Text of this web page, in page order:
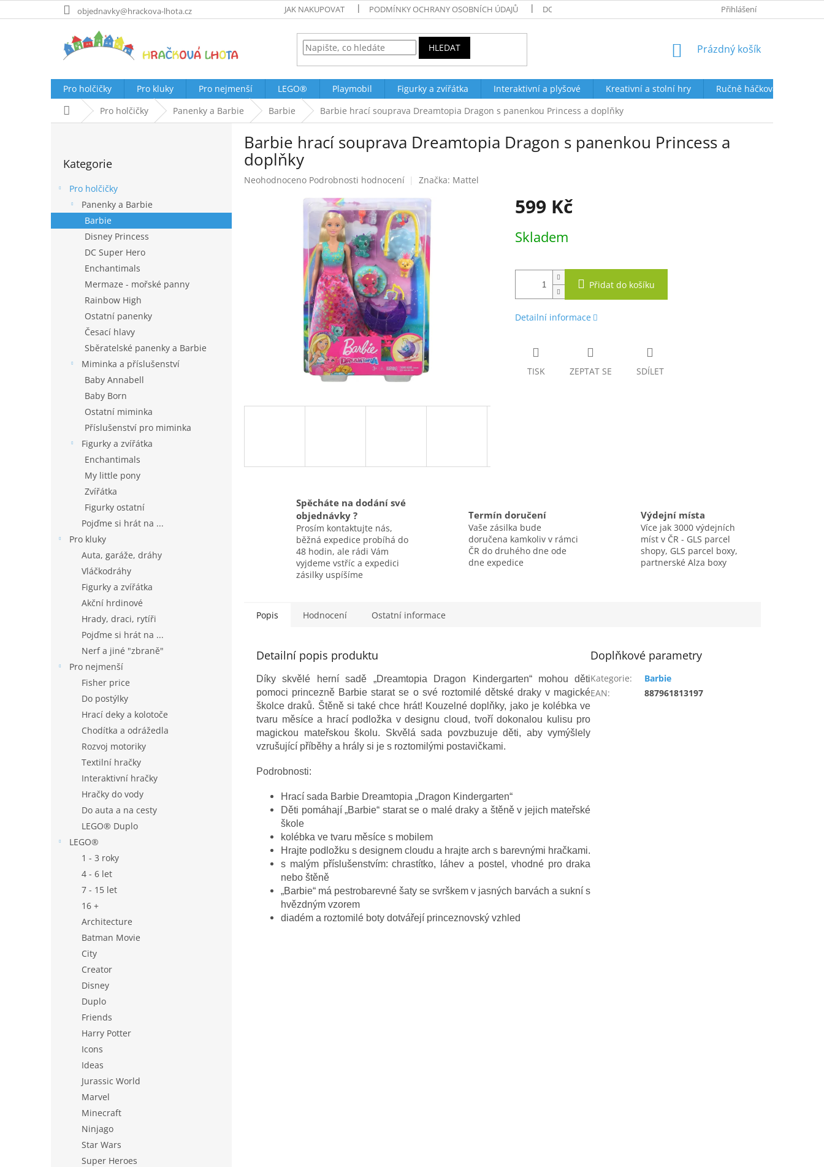
na
objednavky@hrackova-lhota.cz JAK NAKUPOVAT PODMÍNKY OCHRANY OSOBNÍCH ÚDAJŮ DORUČENÍ VAŠÍ ZÁSILKY NAPIŠTE NÁM
Přihlášení
HLEDAT
NÁKUPNÍ
Prázdný košík
Pro holčičky Pro kluky Pro nejmenší LEGO® Playmobil Figurky a zvířátka Interaktivní a plyšové Kreativní a stolní hry
Ručně háčkované košíčky
Domů Pro holčičky Panenky a Barbie Barbie Barbie hrací souprava Dreamtopia Dragon s panenkou Princess a doplňky
n
kategorie
Kategorie
Pro holčičky
Panenky a Barbie
Barbie
Disney Princess
DC Super Hero
Enchantimals
Mermaze - mořské panny
Rainbow High
Ostatní panenky
Česací hlavy
Sběratelské panenky a Barbie
Miminka a příslušenství
Baby Annabell
Baby Born
Ostatní miminka
Příslušenství pro miminka
Figurky a zvířátka
Enchantimals
My little pony
Zvířátka
Figurky ostatní
Pojďme si hrát na ...
Pro kluky
Auta, garáže, dráhy
Vláčkodráhy
Figurky a zvířátka
Akční hrdinové
Hrady, draci, rytíři
Pojďme si hrát na ...
Nerf a jiné "zbraně"
Pro nejmenší
Fisher price
Do postýlky
Hrací deky a kolotoče
Chodítka a odrážedla
Rozvoj motoriky
Textilní hračky
Interaktivní hračky
Hračky do vody
Do auta a na cesty
LEGO® Duplo
LEGO®
1 - 3 roky
4 - 6 let
7 - 15 let
16 +
Architecture
Batman Movie
City
Creator
Disney
Duplo
Friends
Harry Potter
Icons
Ideas
Jurassic World
Marvel
Minecraft
Ninjago
Star Wars
Super Heroes
Barbie hrací souprava Dreamtopia Dragon s panenkou Princess a
doplňky
Průměrné
Neohodnoceno Podrobnosti hodnocení Značka: Mattel
599 Kč
cena:
Skladem
Přidat do košíku
Detailní informace
TISK ZEPTAT SE SDÍLET
Spěcháte na dodání své
objednávky ?
Prosím kontaktujte nás,
běžná expedice probíhá do
48 hodin, ale rádi Vám
vyjdeme vstříc a expedici
zásilky uspíšíme
Termín doručení
Vaše zásilka bude
doručena kamkoliv v rámci
ČR do druhého dne ode
dne expedice
Výdejní místa
Více jak 3000 výdejních
míst v ČR - GLS parcel
shopy, GLS parcel boxy,
partnerské Alza boxy
Popis Hodnocení Ostatní informace
Detailní popis produktu
Díky skvělé herní sadě „Dreamtopia Dragon Kindergarten“ mohou děti
pomoci princezně Barbie starat se o své roztomilé dětské draky v magické
školce draků. Štěně si také chce hrát! Kouzelné doplňky, jako je kolébka ve
tvaru měsíce a hrací podložka v designu cloud, tvoří dokonalou kulisu pro
magickou mateřskou školu. Skvělá sada povzbuzuje děti, aby vymýšlely
vzrušující příběhy a hrály si je s roztomilými postavičkami.
Podrobnosti:
Hrací sada Barbie Dreamtopia „Dragon Kindergarten“
Děti pomáhají „Barbie“ starat se o malé draky a štěně v jejich mateřské
škole
kolébka ve tvaru měsíce s mobilem
Hrajte podložku s designem cloudu a hrajte arch s barevnými hračkami.
s malým příslušenstvím: chrastítko, láhev a postel, vhodné pro draka
nebo štěně
„Barbie“ má pestrobarevné šaty se svrškem v jasných barvách a sukní s
hvězdným vzorem
diadém a roztomilé boty dotvářejí princeznovský vzhled
Doplňkové parametry
Kategorie:
Barbie
EAN: 887961813197